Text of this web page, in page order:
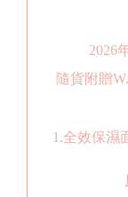
2026
隨貨附贈
1.全效保濕